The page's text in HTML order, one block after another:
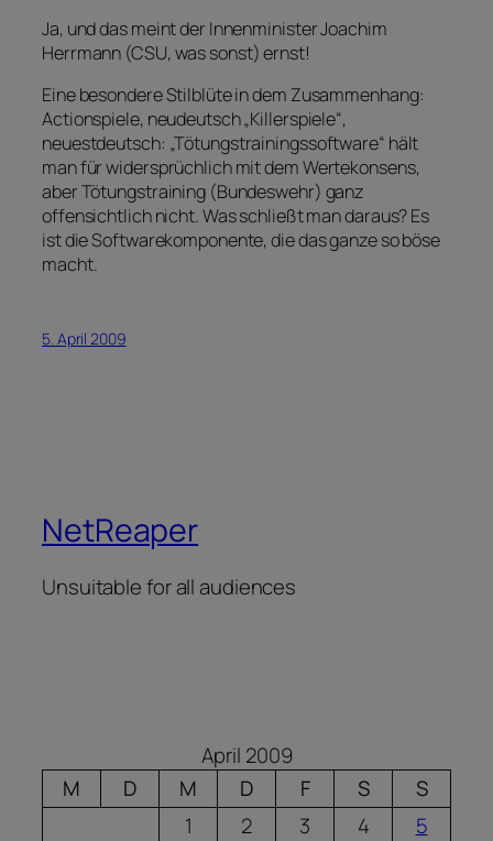
Ja, und das meint der Innenminister Joachim
Herrmann (CSU, was sonst) ernst!
Eine besondere Stilblüte in dem Zusammenhang:
Actionspiele, neudeutsch „Killerspiele“,
neuestdeutsch: „Tötungstrainingssoftware“ hält
man für widersprüchlich mit dem Wertekonsens,
aber Tötungstraining (Bundeswehr) ganz
offensichtlich nicht. Was schließt man daraus? Es
ist die Softwarekomponente, die das ganze so böse
macht.
5. April 2009
NetReaper
Unsuitable for all audiences
April 2009
M
D M D F S
S
1
2 3 4
5